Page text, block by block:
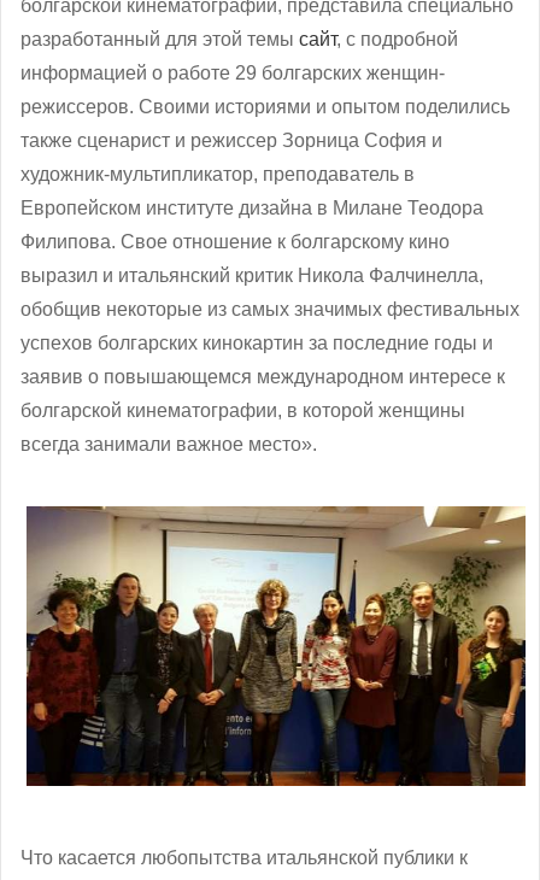
болгарской кинематографии, представила специально
разработанный для этой темы сайт, с подробной
информацией о работе 29 болгарских женщин-
режиссеров. Своими историями и опытом поделились
также сценарист и режиссер Зорница София и
художник-мультипликатор, преподаватель в
Европейском институте дизайна в Милане Теодора
Филипова. Свое отношение к болгарскому кино
выразил и итальянский критик Никола Фалчинелла,
обобщив некоторые из самых значимых фестивальных
успехов болгарских кинокартин за последние годы и
заявив о повышающемся международном интересе к
болгарской кинематографии, в которой женщины
всегда занимали важное место».
Что касается любопытства итальянской публики к